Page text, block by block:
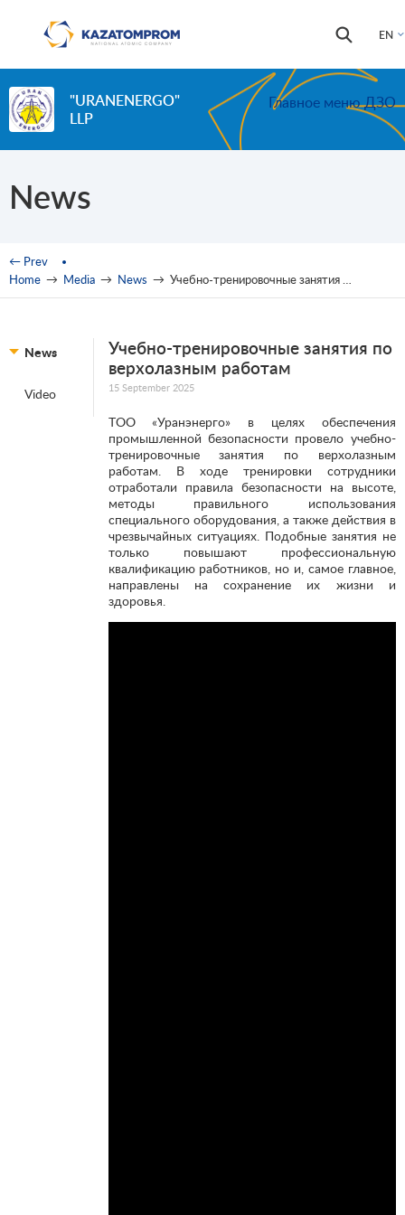
EN
Search
Search
"URANENERGO"
LLP
Главное меню ДЗО
News
You are here
← Prev
Home → Media → News → Учебно-тренировочные занятия по верхолазным работам
News
Video
Учебно-тренировочные занятия по
верхолазным работам
15 September 2025
ТОО «Уранэнерго» в целях обеспечения
промышленной безопасности провело учебно-
тренировочные занятия по верхолазным
работам. В ходе тренировки сотрудники
отработали правила безопасности на высоте,
методы правильного использования
специального оборудования, а также действия в
чрезвычайных ситуациях. Подобные занятия не
только повышают профессиональную
квалификацию работников, но и, самое главное,
направлены на сохранение их жизни и
здоровья.